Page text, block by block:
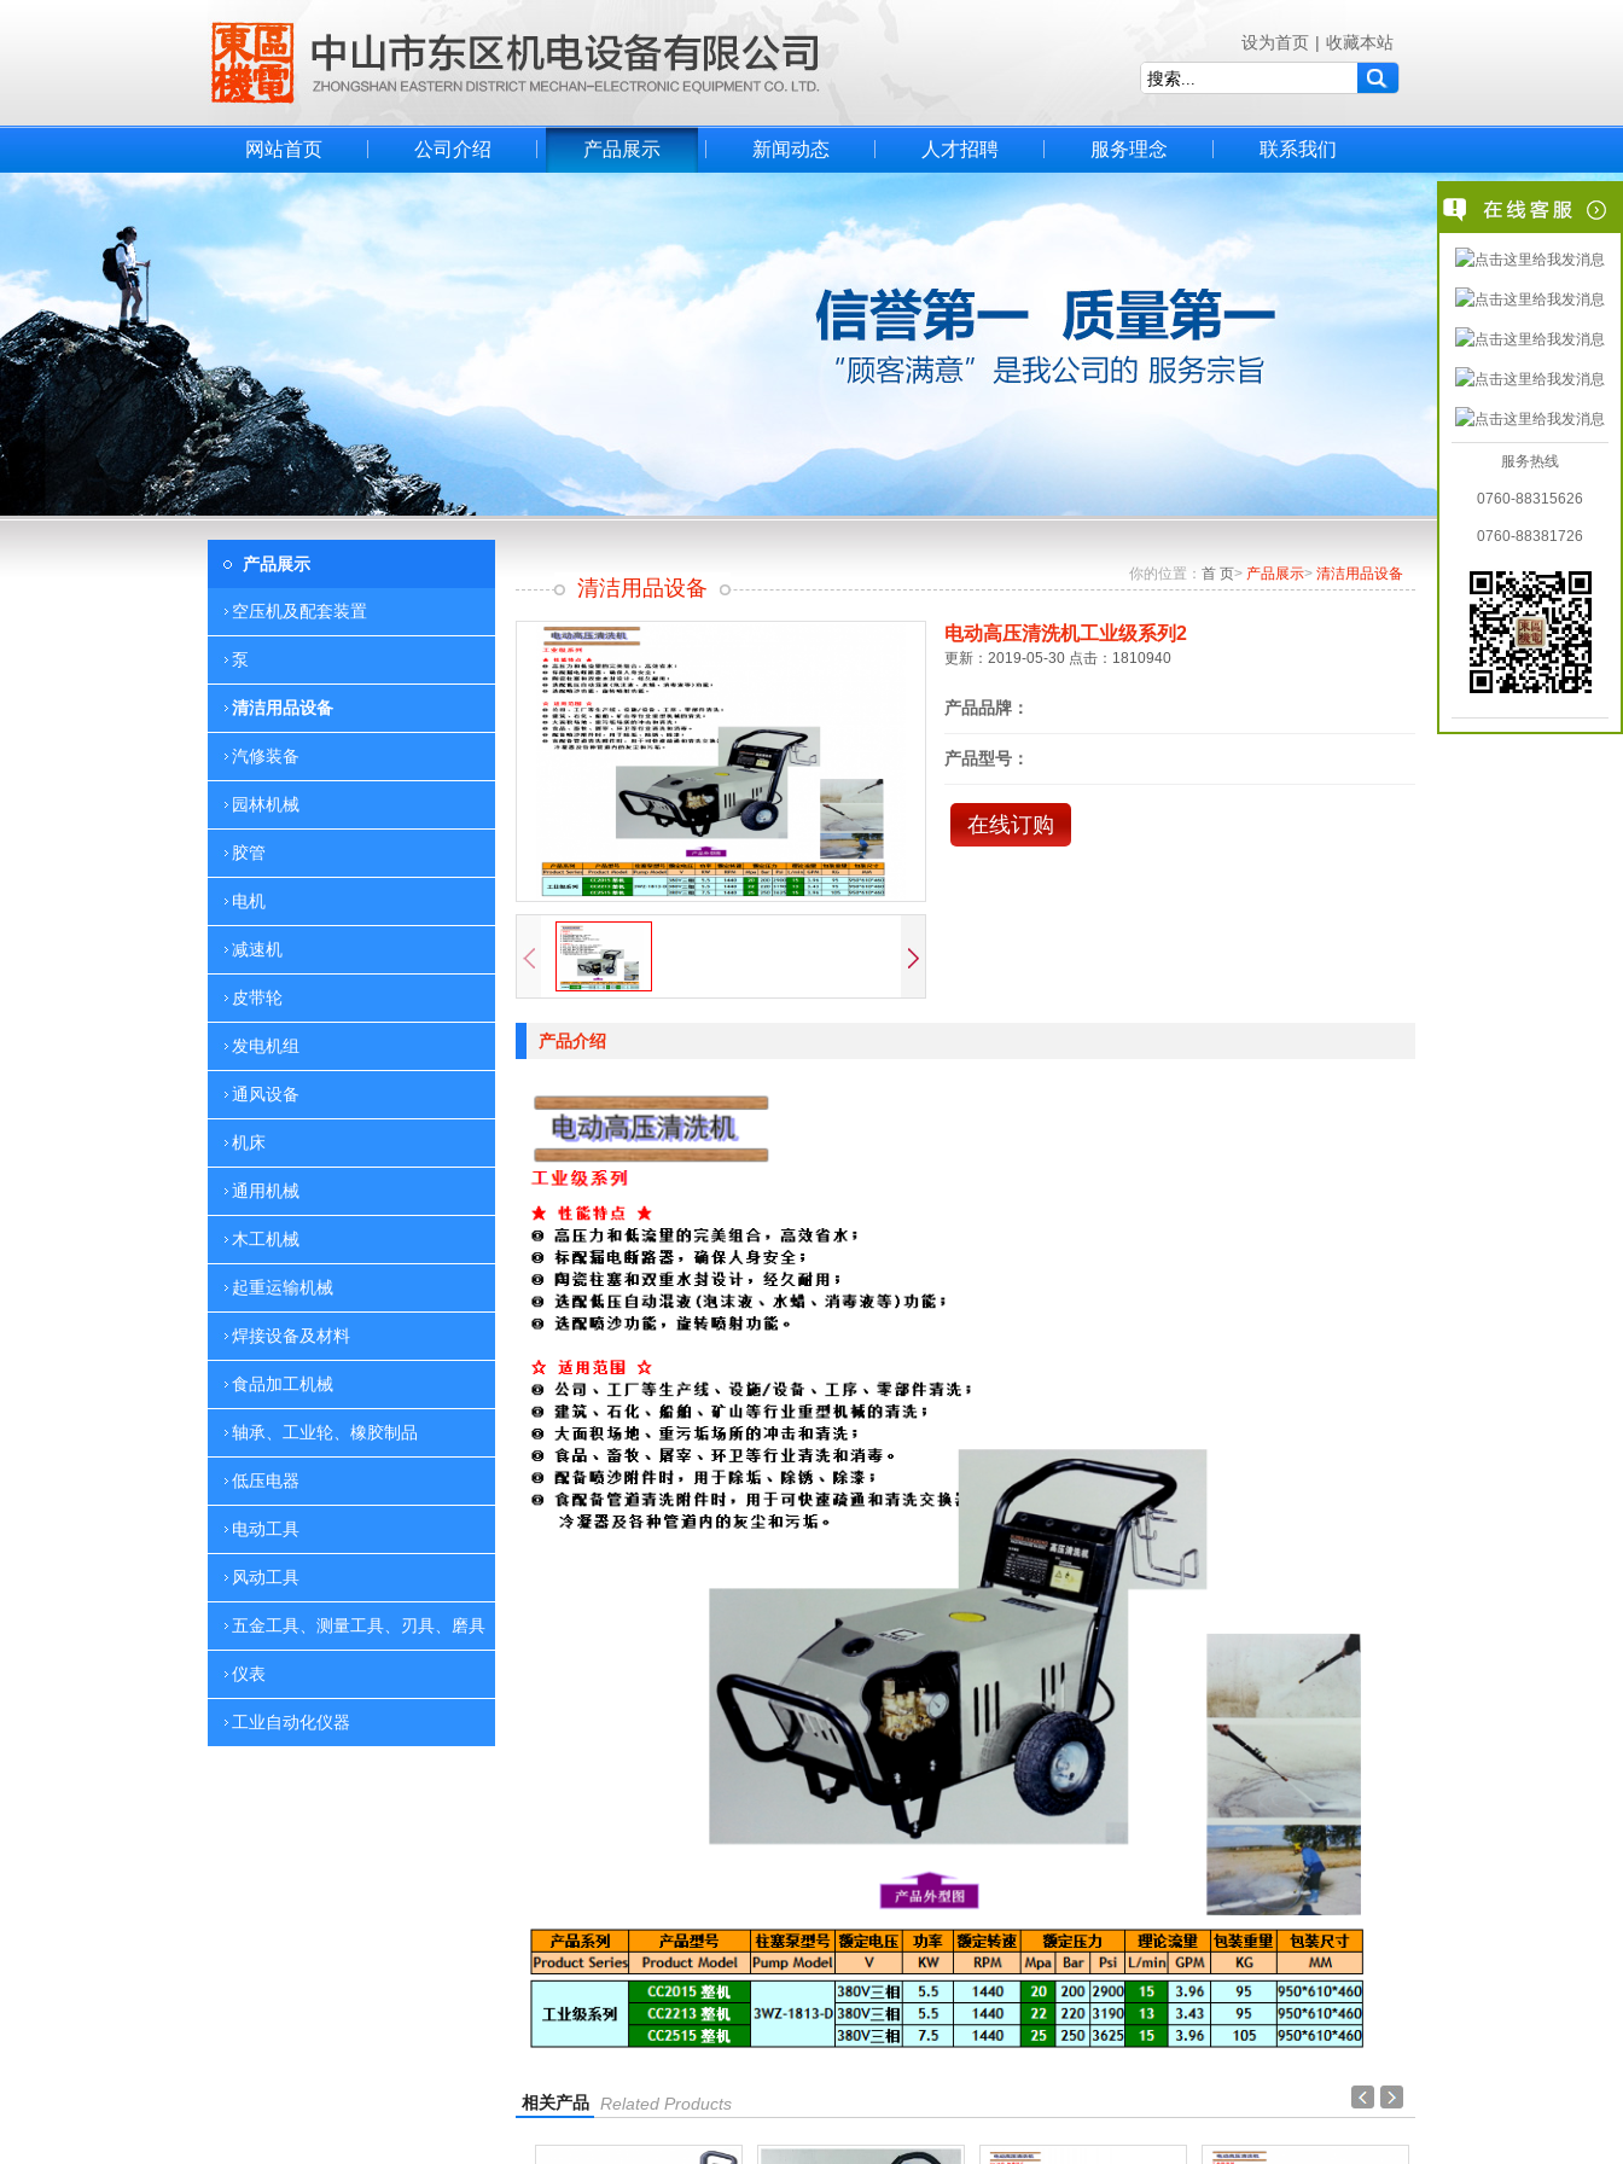
设为首页 | 收藏本站
网站首页 公司介绍 产品展示 新闻动态 人才招聘 服务理念 联系我们
产品展示
空压机及配套装置
泵
清洁用品设备
汽修装备
园林机械
胶管
电机
减速机
皮带轮
发电机组
通风设备
机床
通用机械
木工机械
起重运输机械
焊接设备及材料
食品加工机械
轴承、工业轮、橡胶制品
低压电器
电动工具
风动工具
五金工具、测量工具、刃具、磨具
仪表
工业自动化仪器
你的位置： 首 页> 产品展示> 清洁用品设备
清洁用品设备
电动高压清洗机工业级系列2
更新：2019-05-30 点击：1810940
产品品牌：
产品型号：
在线订购
产品介绍
相关产品 Related Products
服务热线
0760-88315626
0760-88381726